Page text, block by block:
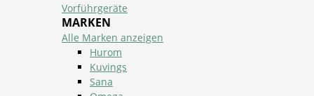
Vorführgeräte
MARKEN
Alle Marken anzeigen
Hurom
Kuvings
Sana